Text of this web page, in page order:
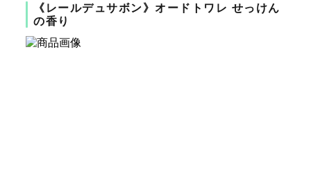
《レールデュサボン》オードトワレ せっけん
の香り